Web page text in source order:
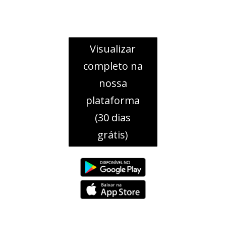
Visualizar
completo na
nossa
plataforma
(30 dias
grátis)